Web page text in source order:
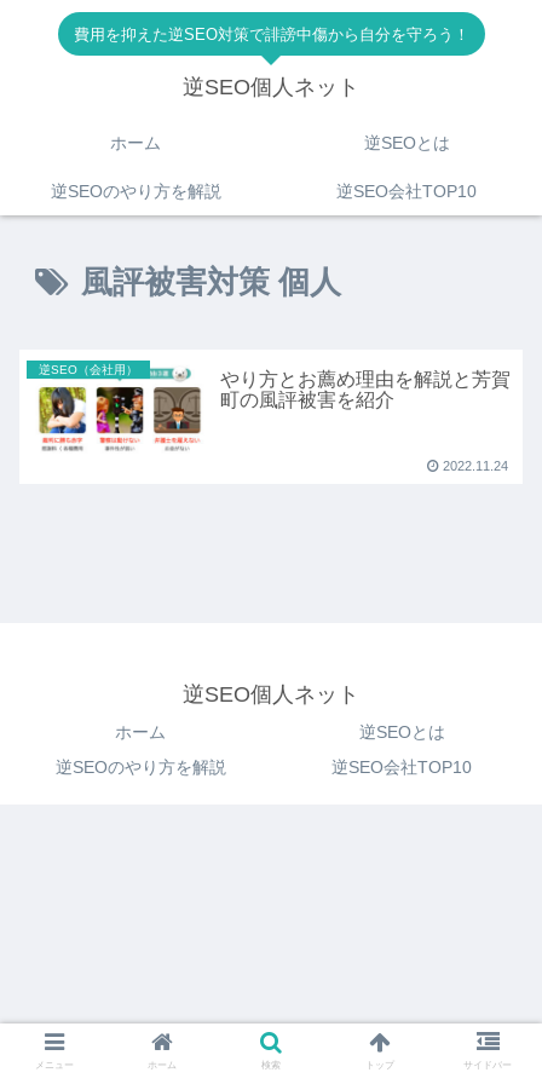
費用を抑えた逆SEO対策で誹謗中傷から自分を守ろう！
逆SEO個人ネット
ホーム 逆SEOとは
逆SEOのやり方を解説 逆SEO会社TOP10
風評被害対策 個人
逆SEO（会社用）
やり方とお薦め理由を解説と芳賀
町の風評被害を紹介
2022.11.24
逆SEO個人ネット
ホーム
逆SEOとは
逆SEOのやり方を解説
逆SEO会社TOP10
メニュー ホーム 検索 トップ サイドバー